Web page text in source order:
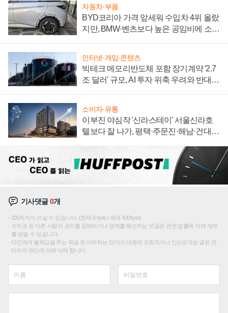
자동차·부품
BYD코리아 가격 앞세워 수입차 4위 올랐
지만, BMW·벤츠보다 높은 공임비에 소비
인터넷·게임·콘텐츠
빅테크 메모리반도체 포함 장기계약 '2.7
조 달러' 규모, AI 투자 위축 우려와 반대
소비자·유통
이부진 야심작 '신라스테이' 서울신라호
텔보다 잘 나가, 평택·주문진·해남·건대로
기사댓글0개
200자까지 쓰실 수 있습니다. (현재 0 byte / 최대 400byte)
저작권 등 다른 사람의 권리를 침해하거나 명예를 훼손하는 댓글은 관련 법률에 의해 제재
를 받을 수 있습니다.
타인에게 불쾌감을 주는 욕설 등 비하하는 단어가 내용에 포함되거나 인신공격성 글은 관
리자의 판단에 의해 삭제 합니다.